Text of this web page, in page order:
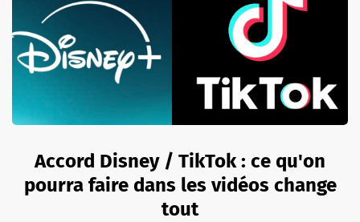
Accord Disney / TikTok : ce qu'on
pourra faire dans les vidéos change
tout